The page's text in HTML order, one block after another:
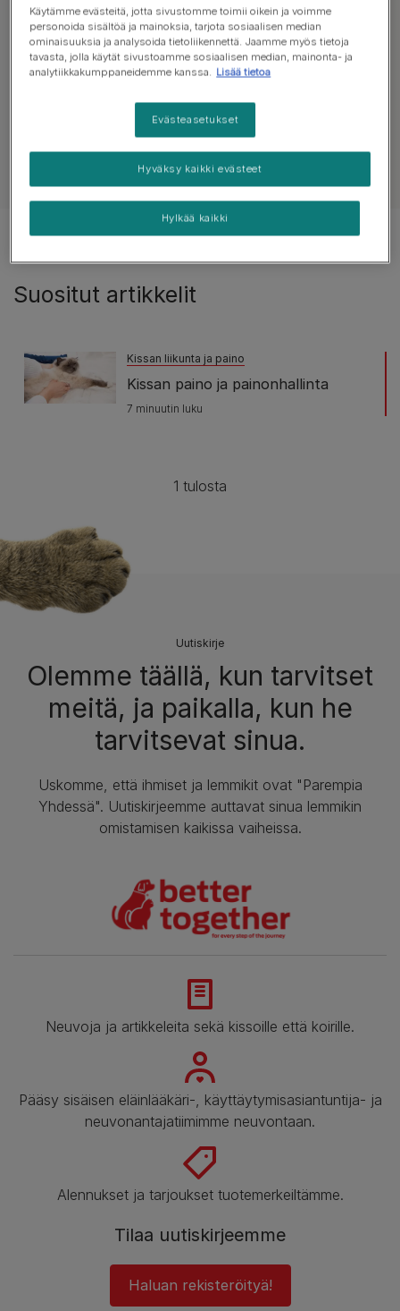
Tutustu terveysneuvoihin
Kaikki artikkelit terveydestä
Näytä kaikki kissoja koskevat artikkelit
Tulokset 1 of 1 artikkelista
Suositut artikkelit
Kissan liikunta ja paino
Kissan paino ja painonhallinta
7 minuutin luku
1 tulosta
Uutiskirje
Olemme täällä, kun tarvitset
meitä, ja paikalla, kun he
tarvitsevat sinua.
Uskomme, että ihmiset ja lemmikit ovat "Parempia
Yhdessä". Uutiskirjeemme auttavat sinua lemmikin
omistamisen kaikissa vaiheissa.
Neuvoja ja artikkeleita sekä kissoille että koirille.
Pääsy sisäisen eläinlääkäri-, käyttäytymisasiantuntija- ja
neuvonantajatiimimme neuvontaan.
Alennukset ja tarjoukset tuotemerkeiltämme.
Tilaa uutiskirjeemme
Haluan rekisteröityä!
Käytämme evästeitä, jotta sivustomme toimii oikein ja voimme
personoida sisältöä ja mainoksia, tarjota sosiaalisen median
ominaisuuksia ja analysoida tietoliikennettä. Jaamme myös tietoja
tavasta, jolla käytät sivustoamme sosiaalisen median, mainonta- ja
analytiikkakumppaneidemme kanssa. Lisää tietoa
Evästeasetukset
Hylkää kaikki
Hyväksy kaikki evästeet